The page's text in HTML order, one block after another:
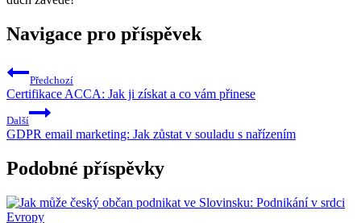
Navigace pro příspěvek
Předchozí
Certifikace ACCA: Jak ji získat a co vám přinese
Další
GDPR email marketing: Jak zůstat v souladu s nařízením
Podobné příspěvky